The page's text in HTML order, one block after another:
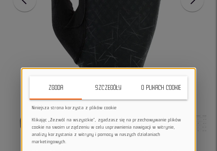
ZGODA SZCZEGÓŁY O PLIKACH COOKIE
Niniejsza strona korzysta z plików cookie
Klikając „Zezwól na wszystkie”, zgadzasz się na przechowywanie plików
cookie na swoim urządzeniu w celu usprawnienia nawigacji w witrynie,
analizy korzystania z witryny i pomocy w naszych działaniach
marketingowych.